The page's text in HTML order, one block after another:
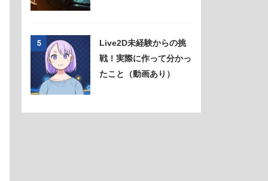
5
Live2D未経験からの挑
戦！実際に作って分かっ
たこと（動画あり）